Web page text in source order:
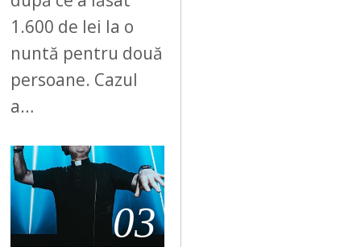
1.600 de lei la o
nuntă pentru două
persoane. Cazul
a…
03